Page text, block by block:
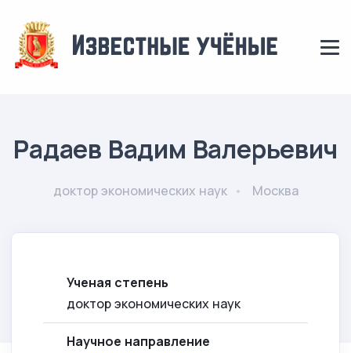
Радаев Вадим Валерьевич
доктор экономических наук Москва
Ученая степень
доктор экономических наук
Научное направление